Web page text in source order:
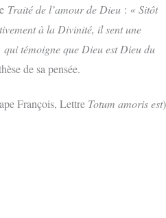
Traité de l’amour de Dieu : « Sitôt
à la Divinité, il sent une
témoigne que Dieu est Dieu du
de sa pensée.
François, Lettre Totum amoris est)